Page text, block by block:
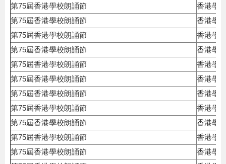
第75屆香港學校朗誦節
香港學
第75屆香港學校朗誦節
香港學
第75屆香港學校朗誦節
香港學
第75屆香港學校朗誦節
香港學
第75屆香港學校朗誦節
香港學
第75屆香港學校朗誦節
香港學
第75屆香港學校朗誦節
香港學
第75屆香港學校朗誦節
香港學
第75屆香港學校朗誦節
香港學
第75屆香港學校朗誦節
香港學
第75屆香港學校朗誦節
香港學